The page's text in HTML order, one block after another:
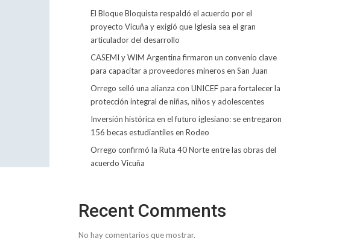
El Bloque Bloquista respaldó el acuerdo por el
proyecto Vicuña y exigió que Iglesia sea el gran
articulador del desarrollo
CASEMI y WIM Argentina firmaron un convenio clave
para capacitar a proveedores mineros en San Juan
Orrego selló una alianza con UNICEF para fortalecer la
protección integral de niñas, niños y adolescentes
Inversión histórica en el futuro iglesiano: se entregaron
156 becas estudiantiles en Rodeo
Orrego confirmó la Ruta 40 Norte entre las obras del
acuerdo Vicuña
Recent Comments
No hay comentarios que mostrar.